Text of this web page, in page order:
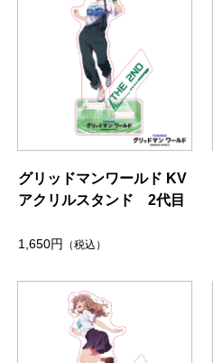
グリッドマンワールド KV
アクリルスタンド 2代目
1,650円 （税込）